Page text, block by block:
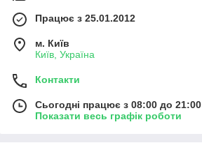
Працює з 25.01.2012
м. Київ
Київ, Україна
Контакти
Сьогодні працює з 08:00 до 21:00
Показати весь графік роботи